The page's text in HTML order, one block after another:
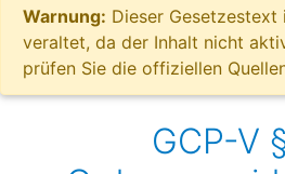
Warnung: Dieser
veraltet, da der Inhalt nicht
prüfen Sie die offiziellen
GCP-V